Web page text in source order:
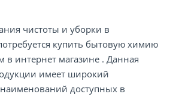
чистоты и уборки в
купить бытовую химию
в интернет магазине . Данная
имеет широкий
доступных в